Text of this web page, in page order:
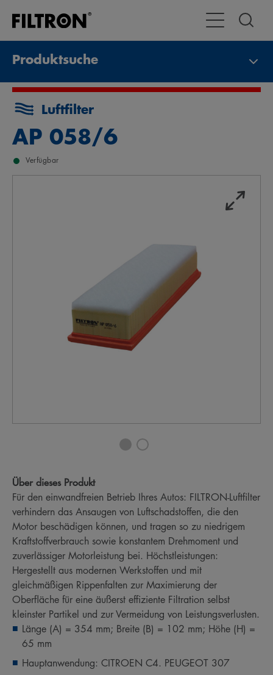
Toggle
Produktsuche
Luftfilter
AP 058/6
Verfügbar
Über dieses Produkt
Für den einwandfreien Betrieb Ihres Autos: FILTRON-Luftfilter
verhindern das Ansaugen von Luftschadstoffen, die den
Motor beschädigen können, und tragen so zu niedrigem
Kraftstoffverbrauch sowie konstantem Drehmoment und
zuverlässiger Motorleistung bei. Höchstleistungen:
Hergestellt aus modernen Werkstoffen und mit
gleichmäßigen Rippenfalten zur Maximierung der
Oberfläche für eine äußerst effiziente Filtration selbst
kleinster Partikel und zur Vermeidung von Leistungsverlusten.
Länge (A) = 354 mm; Breite (B) = 102 mm; Höhe (H) =
65 mm
Hauptanwendung: CITROEN C4. PEUGEOT 307